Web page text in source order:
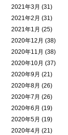
2021年3月 (31)
2021年2月 (31)
2021年1月 (25)
2020年12月 (38)
2020年11月 (38)
2020年10月 (37)
2020年9月 (21)
2020年8月 (26)
2020年7月 (26)
2020年6月 (19)
2020年5月 (19)
2020年4月 (21)